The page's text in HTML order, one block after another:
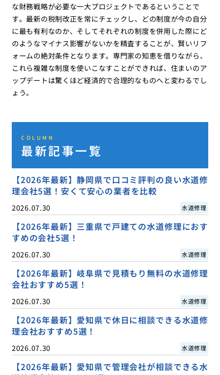
な財務戦略が必要な一大プロジェクトであるということで
す。最新の税制改正を常にチェックし、どの制度が今の自分
に最も有利なのか、そしてそれぞれの制度を併用した際にど
のようなマイナス影響がないかを精査することが、賢いリフ
ォームの絶対条件となります。専門家の知恵を借りながら、
これら複雑な制度を使いこなすことができれば、住まいのア
ップデートは驚くほど経済的で合理的なものへと変わるでし
ょう。
COLUMN
最新記事一覧
【2026年最新】静岡県で口コミ評判の良い水道修
理会社5選！安くて安心の業者を比較
2026.07.30 水道修理
【2026年最新】三重県で戸建ての水道修理におす
すめの会社5選！
2026.07.30 水道修理
【2026年最新】岐阜県で見積もり無料の水道修理
会社おすすめ5選！
2026.07.30 水道修理
【2026年最新】愛知県で休日に相談できる水道修
理会社おすすめ5選！
2026.07.30 水道修理
【2026年最新】愛知県で管理会社が相談できる水